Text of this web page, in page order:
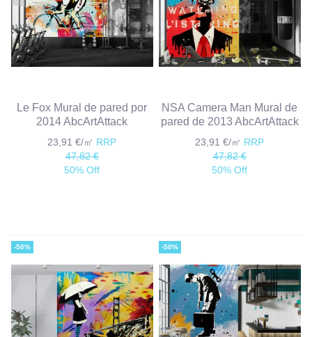
Le Fox Mural de pared por
2014 AbcArtAttack
23,91 €/㎡ RRP
47,82 €
50% Off
NSA Camera Man Mural de
pared de 2013 AbcArtAttack
23,91 €/㎡ RRP
47,82 €
50% Off
-50% -50%